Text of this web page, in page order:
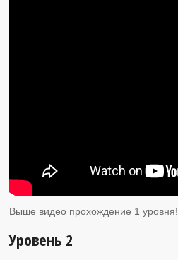
Выше видео прохождение 1 уровня!
Уровень 2